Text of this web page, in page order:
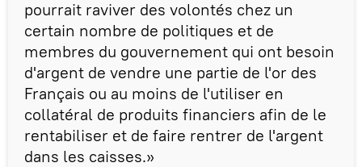
pourrait raviver des volontés chez un
certain nombre de politiques et de
membres du gouvernement qui ont besoin
d'argent de vendre une partie de l'or des
Français ou au moins de l'utiliser en
collatéral de produits financiers afin de le
rentabiliser et de faire rentrer de l'argent
dans les caisses.»